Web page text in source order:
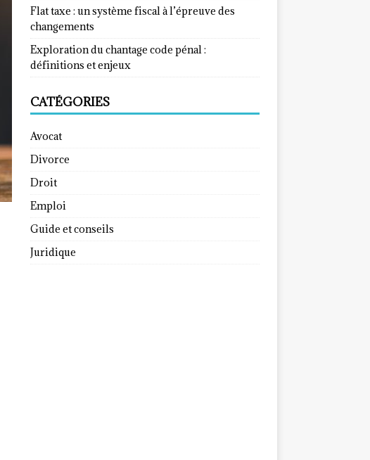
Flat taxe : un système fiscal à l’épreuve des
changements
Exploration du chantage code pénal :
définitions et enjeux
CATÉGORIES
Avocat
Divorce
Droit
Emploi
Guide et conseils
Juridique